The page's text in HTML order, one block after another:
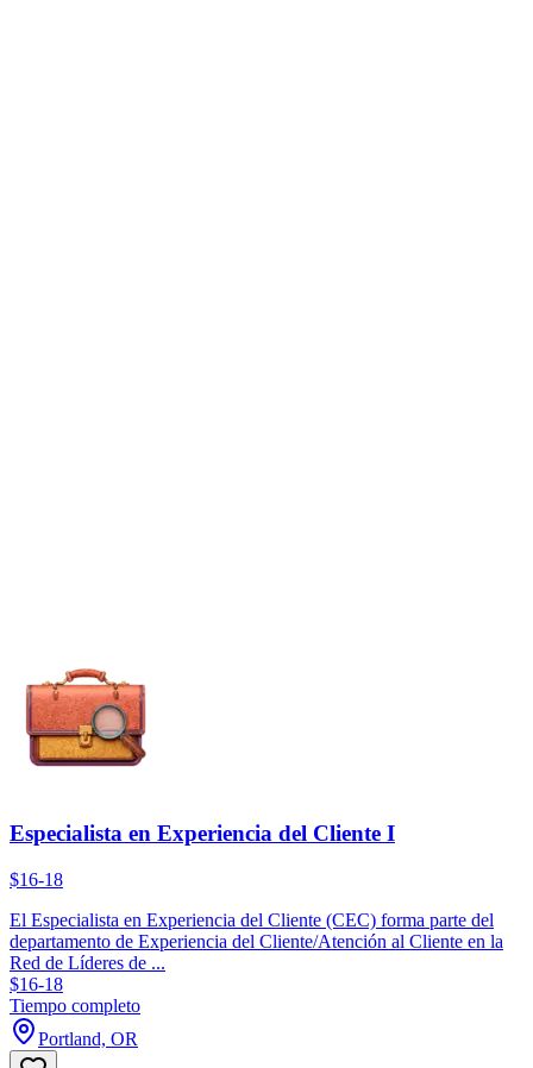
Especialista en Experiencia del Cliente I
$16-18
El Especialista en Experiencia del Cliente (CEC) forma parte del
departamento de Experiencia del Cliente/Atención al Cliente en la
Red de Líderes de ...
$16-18
Tiempo completo
Portland, OR